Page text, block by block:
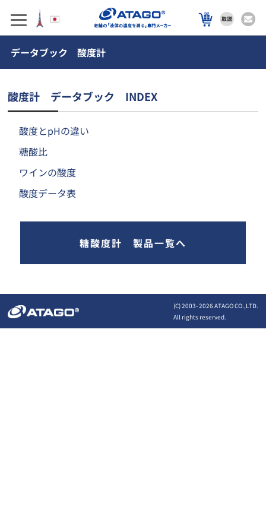
データブック 酸度計
酸度計 データブック INDEX
酸度とpHの違い
糖酸比
ワインの酸度
酸度データ表
糖酸度計 製品一覧へ
(C) 2003-2026 ATAGO CO.,LTD.
All rights reserved.